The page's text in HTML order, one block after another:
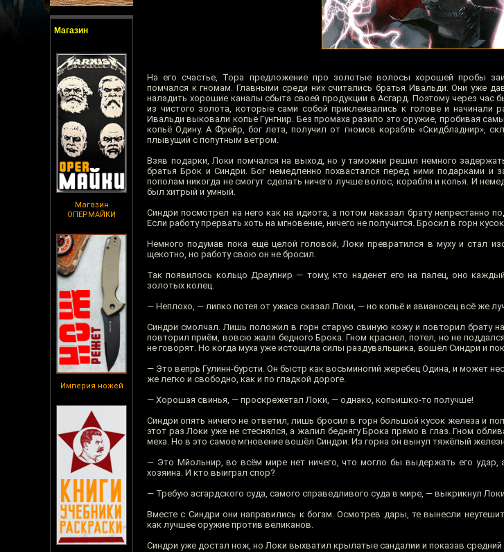
Магазин
Магазин
ОПЕРМАЙКИ
Империя ножей
На его счастье, Тора предложение про золотые волосы хорошей пробы
помчался к гномам. Главными среди них считались братья Ивальди. Они уже
наладить хорошие каналы сбыта своей продукции в Асгард. Поэтому через
из чистого золота, которые сами собой приклеивались к голове и начинали
Ивальди выковали копьё Гунгнир. Без промаха разило это оружие, пробивая
копьё Одину. А Фрейр, бог лета, получил от гномов корабль «Скидбладнир»,
плывущий с попутным ветром.
Взяв подарки, Локи помчался на выход, но у таможни решил немного
братья Брок и Синдри. Бог немедленно похвастался перед ними подарками и
пополам никогда не смогут сделать ничего лучше волос, корабля и копья. И
был хитрый и умный.
Синдри посмотрел на него как на идиота, а потом наказал брату непрестанно
Если работу прервать хоть на мгновение, ничего не получится. Бросил в горн
Немного подумав пока ещё целой головой, Локи превратился в муху и стал
щекотно, но работу свою он не бросил.
Так появилось кольцо Драупнир — тому, кто наденет его на палец, оно
золотых колец.
— Неплохо, — липко потея от ужаса сказал Локи, — но копьё и авианосец всё же
Синдри смолчал. Лишь положил в горн старую свиную кожу и повторил брату
повторил приём, вовсю жаля бедного Брока. Гном краснел, потел, но не
не говорят. Но когда муха уже истощила силы раздувальщика, вошёл Синдри и
— Это вепрь Гулинн-бурсти. Он быстр как восьминогий жеребец Одина, и может
же легко и свободно, как и по гладкой дороге.
— Хорошая свинья, — проскрежетал Локи, — однако, копьишко-то получше!
Синдри опять ничего не ответил, лишь бросил в горн большой кусок железа и
этот раз Локи уже не стеснялся, а жалил беднягу Брока прямо в глаз. Гном
меха. Но в это самое мгновение вошёл Синдри. Из горна он вынул тяжёлый
— Это Мйольнир, во всём мире нет ничего, что могло бы выдержать его удар,
хозяина. И кто выиграл спор?
— Требую асгардского суда, самого справедливого суда в мире, — выкрикнул
Вместе с Синдри они направились к богам. Осмотрев дары, те вынесли
как лучшее оружие против великанов.
Синдри уже достал нож, но Локи выхватил крылатые сандалии и показав